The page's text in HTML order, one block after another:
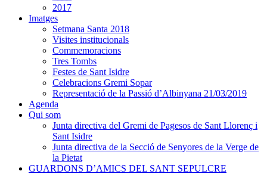
2017
Imatges
Setmana Santa 2018
Visites institucionals
Commemoracions
Tres Tombs
Festes de Sant Isidre
Celebracions Gremi Sopar
Representació de la Passió d’Albinyana 21/03/2019
Agenda
Qui som
Junta directiva del Gremi de Pagesos de Sant Llorenç i
Sant Isidre
Junta directiva de la Secció de Senyores de la Verge de
la Pietat
GUARDONS D’AMICS DEL SANT SEPULCRE